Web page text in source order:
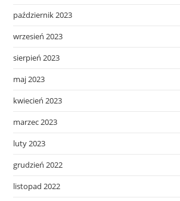
październik 2023
wrzesień 2023
sierpień 2023
maj 2023
kwiecień 2023
marzec 2023
luty 2023
grudzień 2022
listopad 2022